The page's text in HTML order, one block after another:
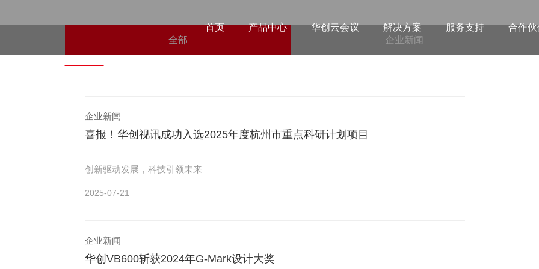
首页 产品中心 华创云会议 解决方案 服务支持 合作伙
了解最新华创资讯，紧跟时代信息科技
全部 企业新闻
企业新闻
喜报！华创视讯成功入选2025年度杭州市重点科研计划项目
创新驱动发展，科技引领未来
2025-07-21
企业新闻
华创VB600斩获2024年G-Mark设计大奖